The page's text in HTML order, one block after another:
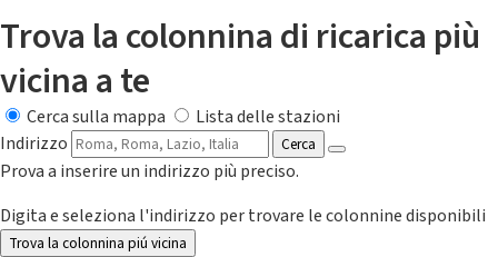
Trova la colonnina di ricarica più
vicina a te
Cerca sulla mappa
Lista delle stazioni
Indirizzo
Cerca
Prova a inserire un indirizzo più preciso.
Digita e seleziona l'indirizzo per trovare le colonnine disponibili
Trova la colonnina piú vicina